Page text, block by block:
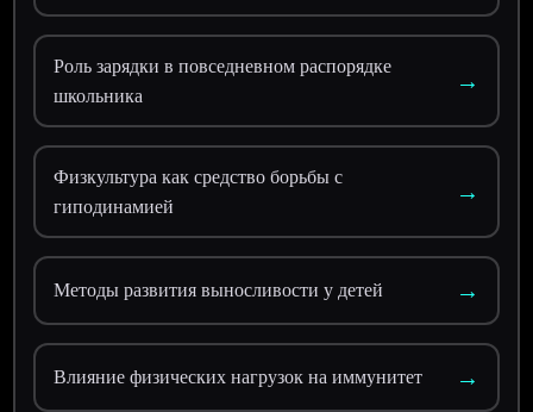
Роль зарядки в повседневном распорядке
школьника
→
Физкультура как средство борьбы с
гиподинамией
→
Методы развития выносливости у детей →
Влияние физических нагрузок на иммунитет →